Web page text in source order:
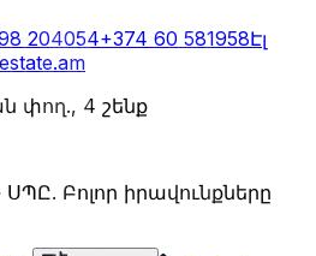
204054+374 60 581958Էլ
փող., 4 շենք
ՍՊԸ. Բոլոր իրավունքները